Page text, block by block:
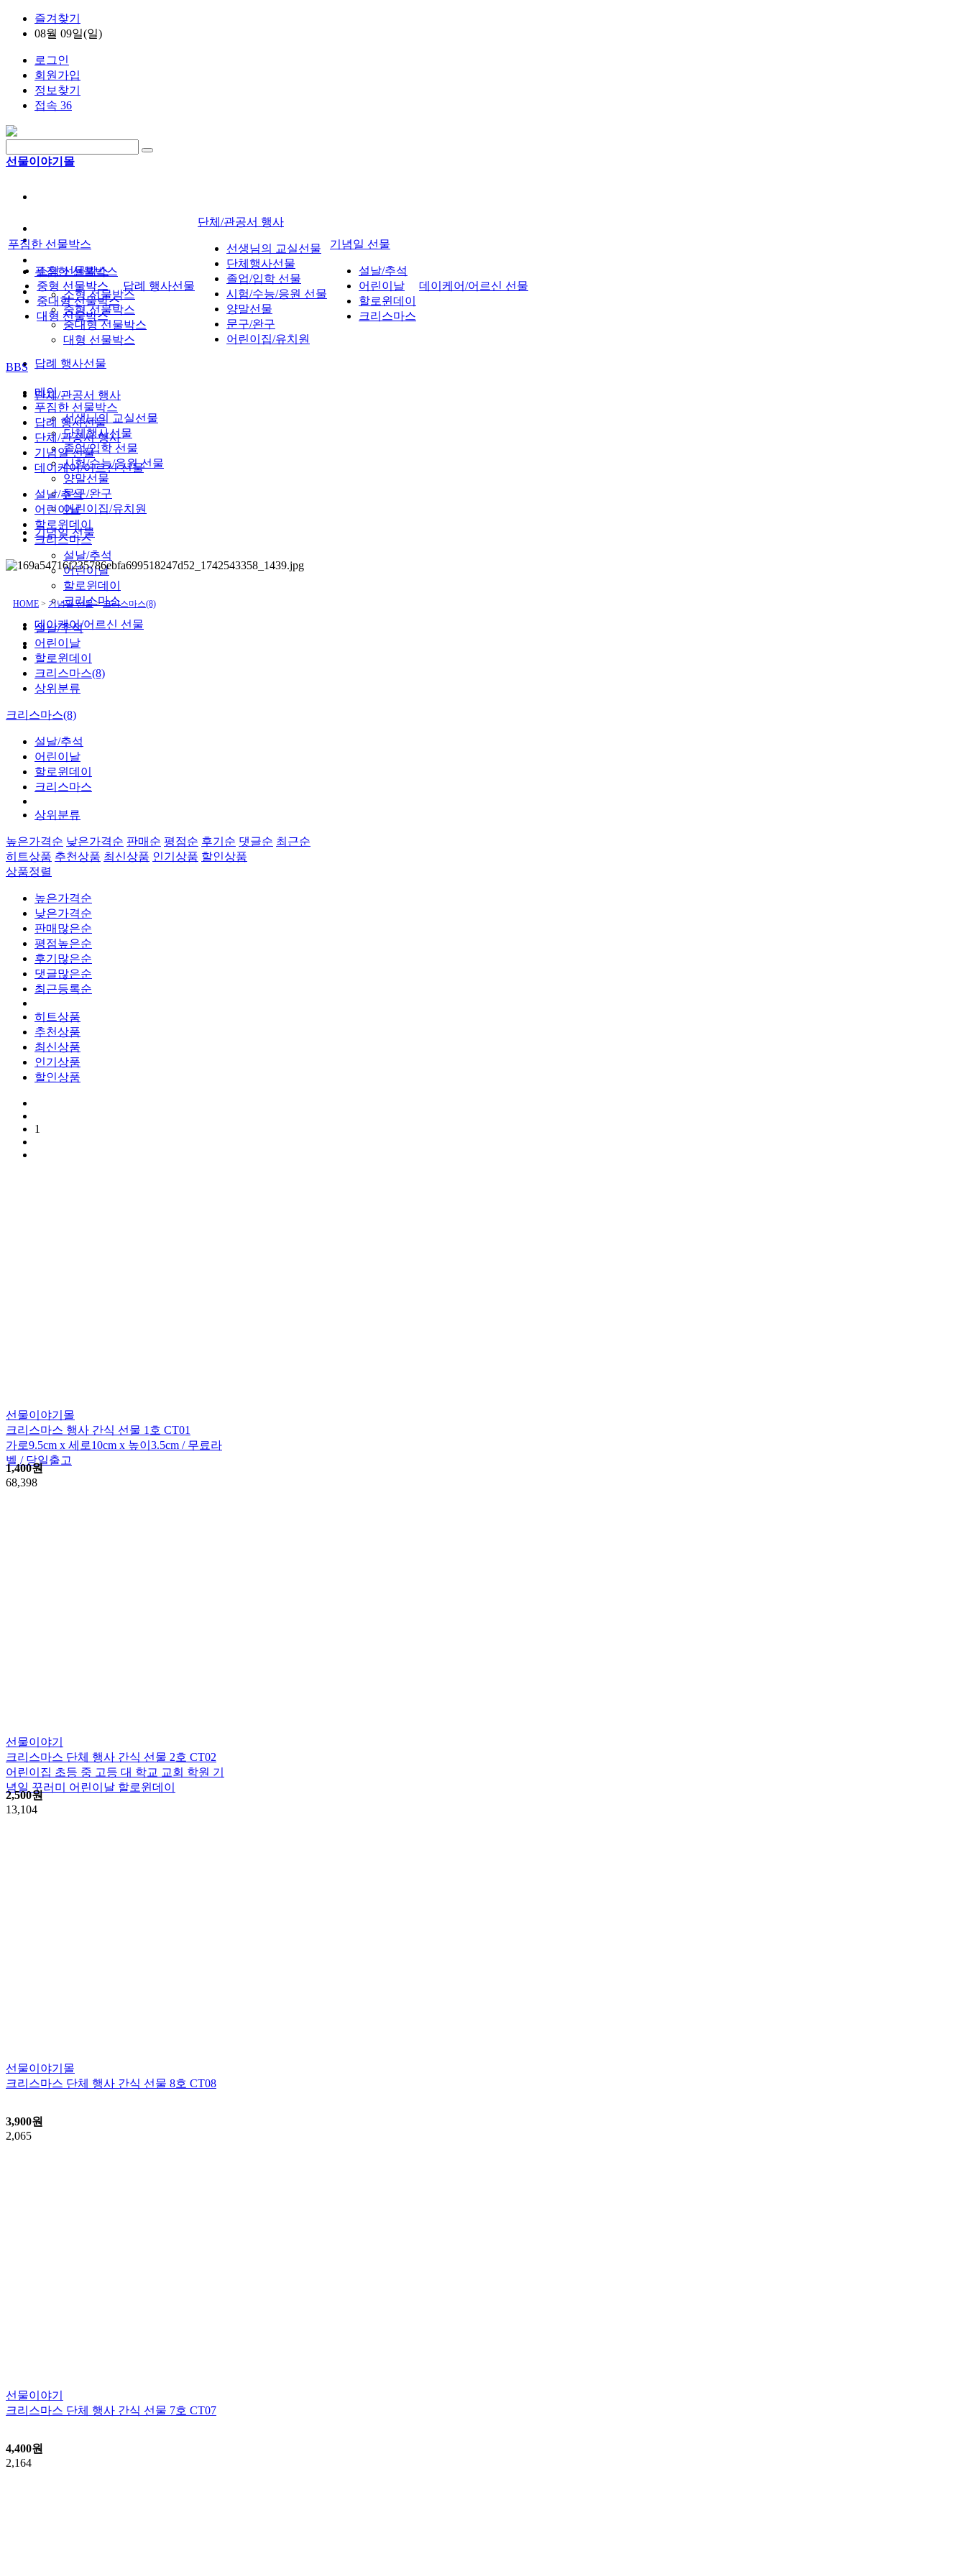
즐겨찾기
08월 09일(일)
로그인
회원가입
정보찾기
접속 36
선물이야기몰
푸짐한 선물박스
소형 선물박스
중형 선물박스
중대형 선물박스
대형 선물박스
답례 행사선물
단체/관공서 행사
선생님의 교실선물
단체행사선물
졸업/입학 선물
시험/수능/응원 선물
양말선물
문구/완구
어린이집/유치원
기념일 선물
설날/추석
어린이날
할로윈데이
크리스마스
데이케어/어르신 선물
푸짐한 선물박스
소형 선물박스
중형 선물박스
중대형 선물박스
대형 선물박스
답례 행사선물
단체/관공서 행사
선생님의 교실선물
단체행사선물
졸업/입학 선물
시험/수능/응원 선물
양말선물
문구/완구
어린이집/유치원
기념일 선물
설날/추석
어린이날
할로윈데이
크리스마스
데이케어/어르신 선물
BBS
메인
푸짐한 선물박스
답례 행사선물
단체/관공서 행사
기념일 선물
데이케어/어르신 선물
설날/추석
어린이날
할로윈데이
크리스마스
HOME > 기념일 선물>크리스마스(8)
설날/추석
어린이날
할로윈데이
크리스마스(8)
상위분류
크리스마스(8)
설날/추석
어린이날
할로윈데이
크리스마스
상위분류
높은가격순 낮은가격순 판매순 평점순 후기순 댓글순 최근순
히트상품 추천상품 최신상품 인기상품 할인상품
상품정렬
높은가격순
낮은가격순
판매많은순
평점높은순
후기많은순
댓글많은순
최근등록순
히트상품
추천상품
최신상품
인기상품
할인상품
1
선물이야기몰
크리스마스 행사 간식 선물 1호 CT01
가로9.5cm x 세로10cm x 높이3.5cm / 무료라
벨 / 당일출고
1,400원
68,398
선물이야기
크리스마스 단체 행사 간식 선물 2호 CT02
어린이집 초등 중 고등 대 학교 교회 학원 기
념일 꾸러미 어린이날 할로윈데이
2,500원
13,104
선물이야기몰
크리스마스 단체 행사 간식 선물 8호 CT08
3,900원
2,065
선물이야기
크리스마스 단체 행사 간식 선물 7호 CT07
4,400원
2,164